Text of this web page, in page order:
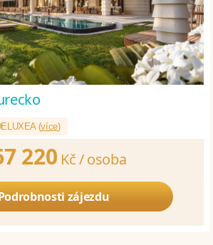
(více)
220 Kč /osoba
zájezdu